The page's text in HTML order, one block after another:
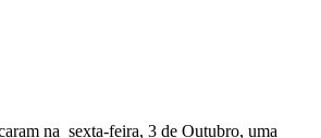
na sexta-feira, 3 de Outubro, uma